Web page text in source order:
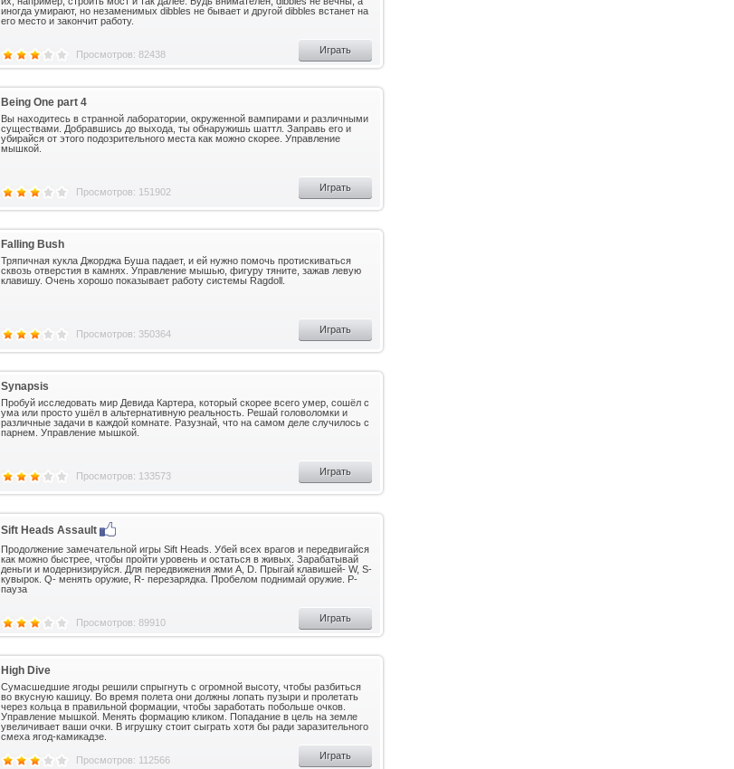
иногда умирают, но незаменимых dibbles не бывает и другой dibbles встанет на
его место и закончит работу.
Просмотров: 82438 Играть
Being One part 4
Вы находитесь в странной лаборатории, окруженной вампирами и различными
существами. Добравшись до выхода, ты обнаружишь шаттл. Заправь его и
убирайся от этого подозрительного места как можно скорее. Управление
мышкой.
Просмотров: 151902 Играть
Falling Bush
Тряпичная кукла Джорджа Буша падает, и ей нужно помочь протискиваться
сквозь отверстия в камнях. Управление мышью, фигуру тяните, зажав левую
клавишу. Очень хорошо показывает работу системы Ragdoll.
Просмотров: 350364 Играть
Synapsis
Пробуй исследовать мир Девида Картера, который скорее всего умер, сошёл с
ума или просто ушёл в альтернативную реальность. Решай головоломки и
различные задачи в каждой комнате. Разузнай, что на самом деле случилось с
парнем. Управление мышкой.
Просмотров: 133573 Играть
Sift Heads Assault
Продолжение замечательной игры Sift Heads. Убей всех врагов и передвигайся
как можно быстрее, чтобы пройти уровень и остаться в живых. Зарабатывай
деньги и модернизируйся. Для передвижения жми A, D. Прыгай клавишей- W, S-
кувырок. Q- менять оружие, R- перезарядка. Пробелом поднимай оружие. Р-
пауза
Просмотров: 89910 Играть
High Dive
Сумасшедшие ягоды решили спрыгнуть с огромной высоту, чтобы разбиться
во вкусную кашицу. Во время полета они должны лопать пузыри и пролетать
через кольца в правильной формации, чтобы заработать побольше очков.
Управление мышкой. Менять формацию кликом. Попадание в цель на земле
увеличивает ваши очки. В игрушку стоит сыграть хотя бы ради заразительного
смеха ягод-камикадзе.
Просмотров: 112566 Играть